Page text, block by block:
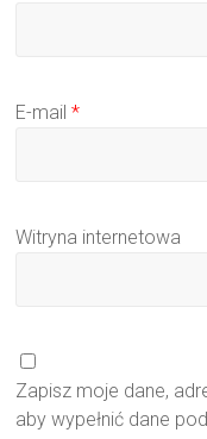
E-mail*
Witryna internetowa
Zapisz moje dane,
aby wypełnić dane